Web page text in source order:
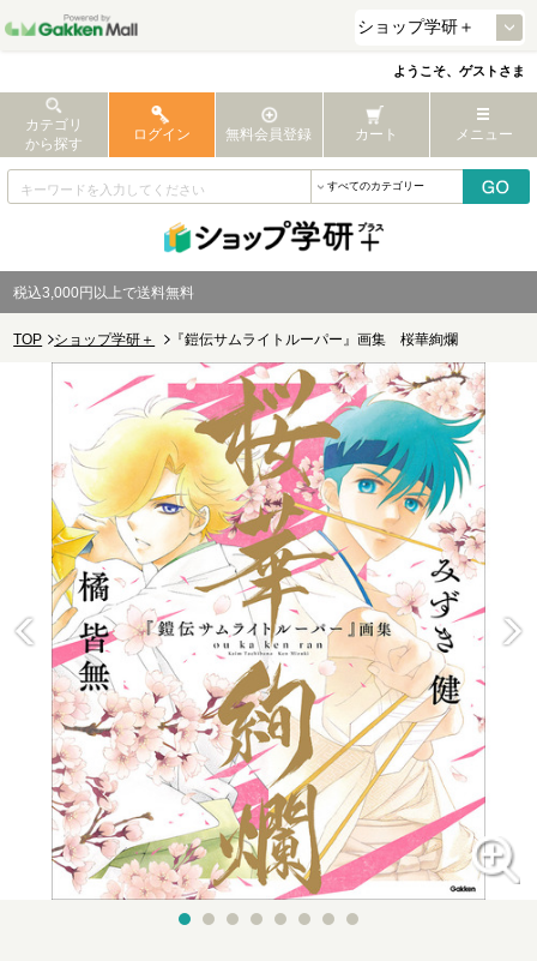
ようこそ、ゲストさま
カテゴリ
から探す
ログイン 無料会員登録 カート メニュー
税込3,000円以上で送料無料
TOP ショップ学研＋ 『鎧伝サムライトルーパー』画集 桜華絢爛